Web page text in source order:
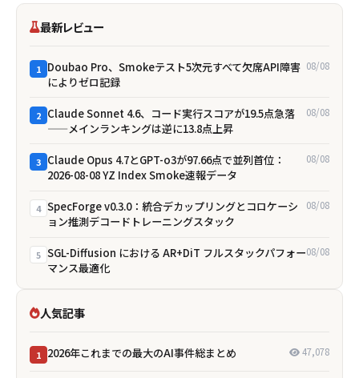
最新レビュー
1 Doubao Pro、Smokeテスト5次元すべて欠席――API障害
によりゼロ記録
08/08
2 Claude Sonnet 4.6、コード実行スコアが19.5点急落
——メインランキングは逆に13.8点上昇
08/08
3 Claude Opus 4.7とGPT-o3が97.66点で並列首位：
2026-08-08 YZ Index Smoke速報データ
08/08
4 SpecForge v0.3.0：統合デカップリングとコロケーシ
ョン推測デコードトレーニングスタック
08/08
5 SGL-Diffusion における AR+DiT フルスタックパフォー
マンス最適化
08/08
人気記事
1 2026年これまでの最大のAI事件総まとめ 47,078